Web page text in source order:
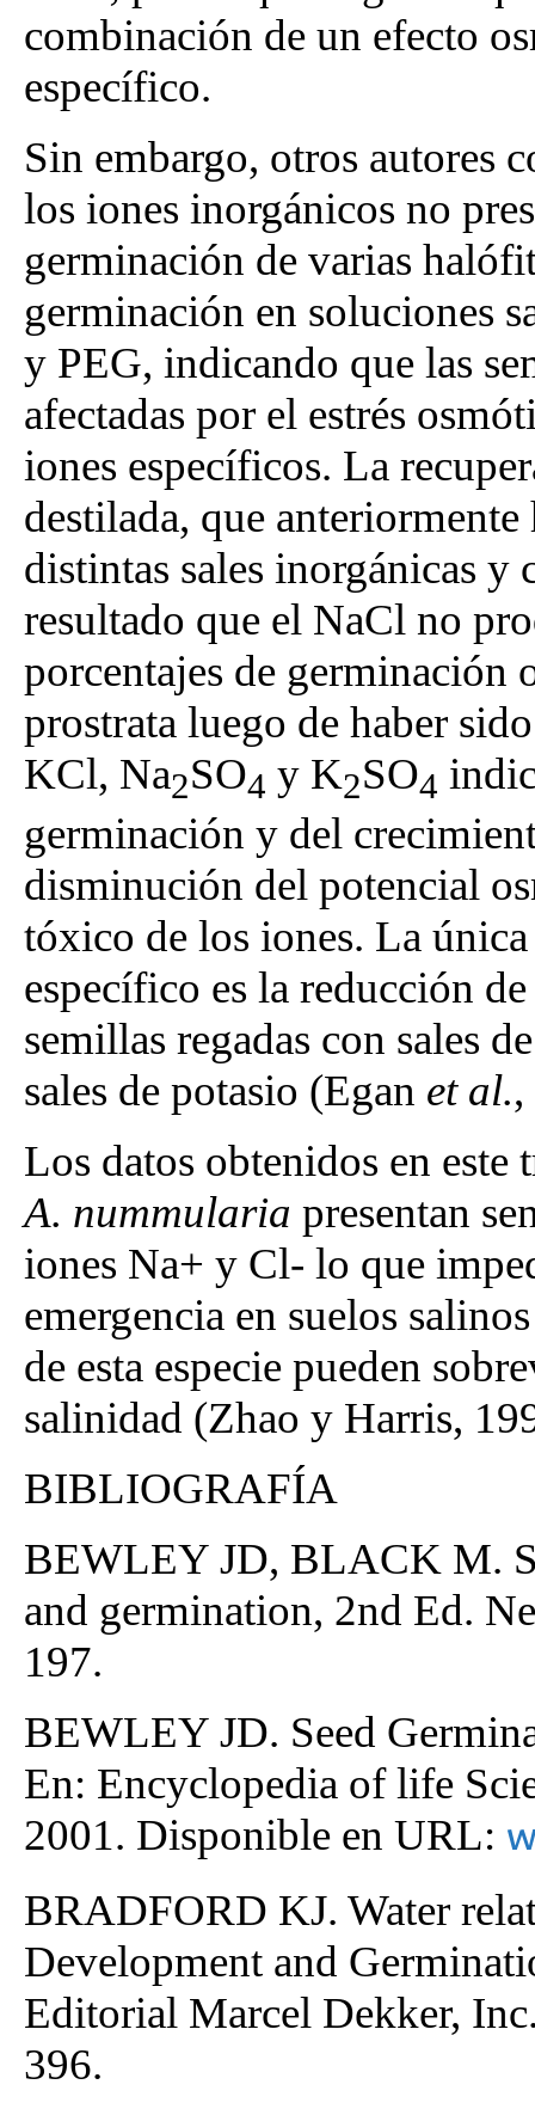
combinación de un efecto
específico.
Sin embargo, otros autores
los iones inorgánicos no
germinación de varias
germinación en soluciones
y PEG, indicando que las
afectadas por el estrés
iones específicos. La
destilada, que
distintas sales inorgánicas
resultado que el NaCl no
porcentajes de germinación
prostrata luego de haber
KCl, Na2SO4 y K2SO4
germinación y del
disminución del potencial
tóxico de los iones. La
específico es la reducción
semillas regadas con sales
sales de potasio (Egan et al.
Los datos obtenidos en este
A. nummularia presentan
iones Na+ y Cl- lo que
emergencia en suelos
de esta especie pueden
salinidad (Zhao y Harris,
BIBLIOGRAFÍA
BEWLEY JD, BLACK M.
and germination, 2nd Ed.
197.
BEWLEY JD. Seed
En: Encyclopedia of life
2001. Disponible en URL:
BRADFORD KJ. Water
Development and
Editorial Marcel Dekker,
396.